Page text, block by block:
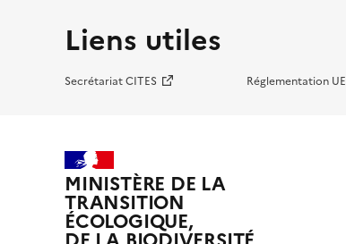
Liens utiles
Secrétariat CITES Réglementation UE
MINISTÈRE DE LA
TRANSITION
ÉCOLOGIQUE,